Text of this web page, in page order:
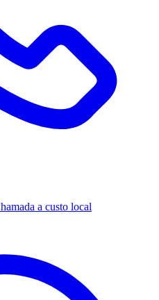
a custo local